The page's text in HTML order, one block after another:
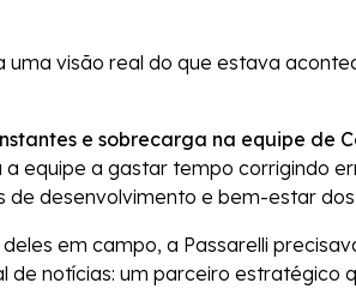
visão real do que estava
e sobrecarga na equipe de
equipe a gastar tempo corrigindo
de desenvolvimento e bem-estar
em campo, a Passarelli
de notícias: um parceiro estratégico